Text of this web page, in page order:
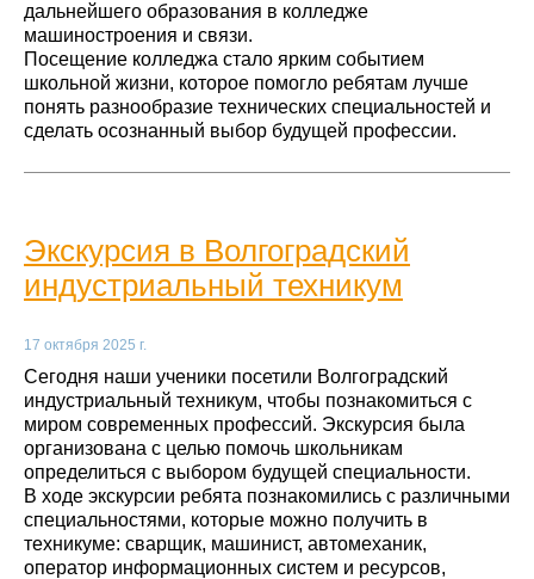
дальнейшего образования в колледже
машиностроения и связи.
Посещение колледжа стало ярким событием
школьной жизни, которое помогло ребятам лучше
понять разнообразие технических специальностей и
сделать осознанный выбор будущей профессии.
Экскурсия в Волгоградский
индустриальный техникум
17 октября 2025 г.
Сегодня наши ученики посетили Волгоградский
индустриальный техникум, чтобы познакомиться с
миром современных профессий. Экскурсия была
организована с целью помочь школьникам
определиться с выбором будущей специальности.
В ходе экскурсии ребята познакомились с различными
специальностями, которые можно получить в
техникуме: сварщик, машинист, автомеханик,
оператор информационных систем и ресурсов,